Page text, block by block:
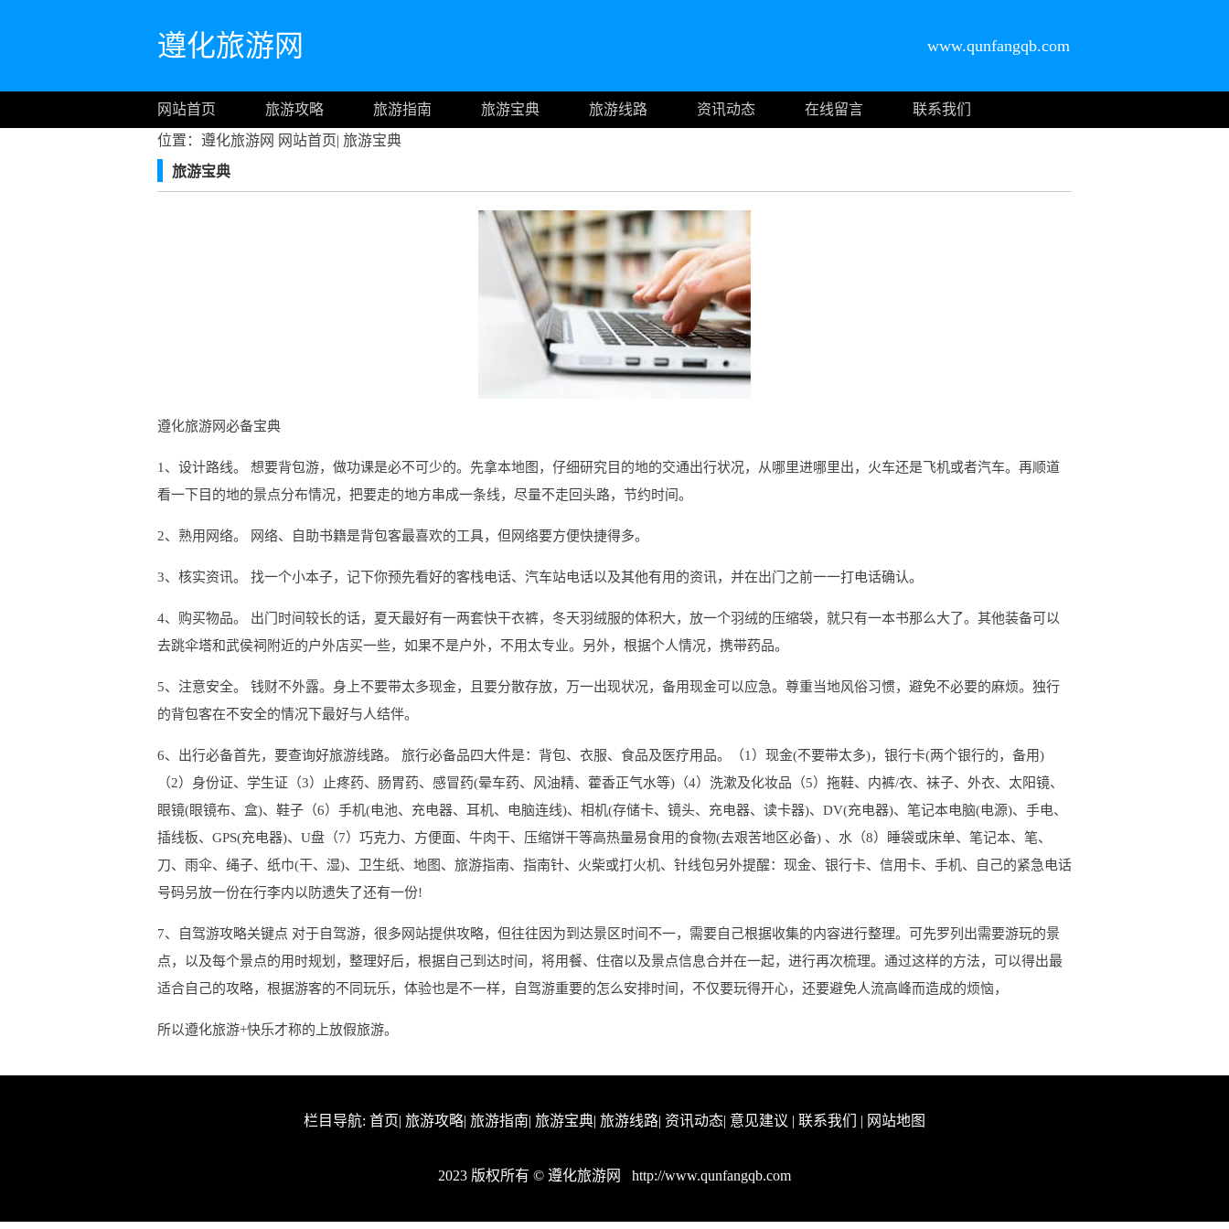
遵化旅游网 www.qunfangqb.com
网站首页 旅游攻略 旅游指南 旅游宝典 旅游线路 资讯动态 在线留言
联系我们
位置：遵化旅游网 网站首页| 旅游宝典
旅游宝典
遵化旅游网必备宝典
1、设计路线。 想要背包游，做功课是必不可少的。先拿本地图，仔细研究目的地的交通出行状况，从哪里进哪里出，火车还是飞机或者汽车。再顺道
看一下目的地的景点分布情况，把要走的地方串成一条线，尽量不走回头路，节约时间。
2、熟用网络。 网络、自助书籍是背包客最喜欢的工具，但网络要方便快捷得多。
3、核实资讯。 找一个小本子，记下你预先看好的客栈电话、汽车站电话以及其他有用的资讯，并在出门之前一一打电话确认。
4、购买物品。 出门时间较长的话，夏天最好有一两套快干衣裤，冬天羽绒服的体积大，放一个羽绒的压缩袋，就只有一本书那么大了。其他装备可以
去跳伞塔和武侯祠附近的户外店买一些，如果不是户外，不用太专业。另外，根据个人情况，携带药品。
5、注意安全。 钱财不外露。身上不要带太多现金，且要分散存放，万一出现状况，备用现金可以应急。尊重当地风俗习惯，避免不必要的麻烦。独行
的背包客在不安全的情况下最好与人结伴。
6、出行必备首先，要查询好旅游线路。 旅行必备品四大件是：背包、衣服、食品及医疗用品。（1）现金(不要带太多)，银行卡(两个银行的，备用)
（2）身份证、学生证（3）止疼药、肠胃药、感冒药(晕车药、风油精、藿香正气水等)（4）洗漱及化妆品（5）拖鞋、内裤/衣、袜子、外衣、太阳镜、
眼镜(眼镜布、盒)、鞋子（6）手机(电池、充电器、耳机、电脑连线)、相机(存储卡、镜头、充电器、读卡器)、DV(充电器)、笔记本电脑(电源)、手电、
插线板、GPS(充电器)、U盘（7）巧克力、方便面、牛肉干、压缩饼干等高热量易食用的食物(去艰苦地区必备) 、水（8）睡袋或床单、笔记本、笔、
刀、雨伞、绳子、纸巾(干、湿)、卫生纸、地图、旅游指南、指南针、火柴或打火机、针线包另外提醒：现金、银行卡、信用卡、手机、自己的紧急电话
号码叧放一份在行李内以防遗失了还有一份!
7、自驾游攻略关键点 对于自驾游，很多网站提供攻略，但往往因为到达景区时间不一，需要自己根据收集的内容进行整理。可先罗列出需要游玩的景
点，以及每个景点的用时规划，整理好后，根据自己到达时间，将用餐、住宿以及景点信息合并在一起，进行再次梳理。通过这样的方法，可以得出最
适合自己的攻略，根据游客的不同玩乐，体验也是不一样，自驾游重要的怎么安排时间，不仅要玩得开心，还要避免人流高峰而造成的烦恼，
所以遵化旅游+快乐才称的上放假旅游。
栏目导航: 首页| 旅游攻略| 旅游指南| 旅游宝典| 旅游线路| 资讯动态| 意见建议 | 联系我们 | 网站地图
2023 版权所有 © 遵化旅游网 http://www.qunfangqb.com